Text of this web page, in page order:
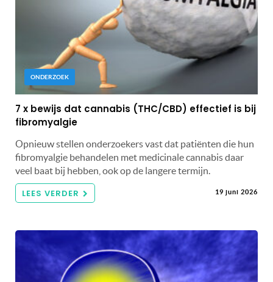
ONDERZOEK
7 x bewijs dat cannabis (THC/CBD) effectief is bij
fibromyalgie
Opnieuw stellen onderzoekers vast dat patiënten die hun
fibromyalgie behandelen met medicinale cannabis daar
veel baat bij hebben, ook op de langere termijn.
LEES VERDER 19 juni 2026